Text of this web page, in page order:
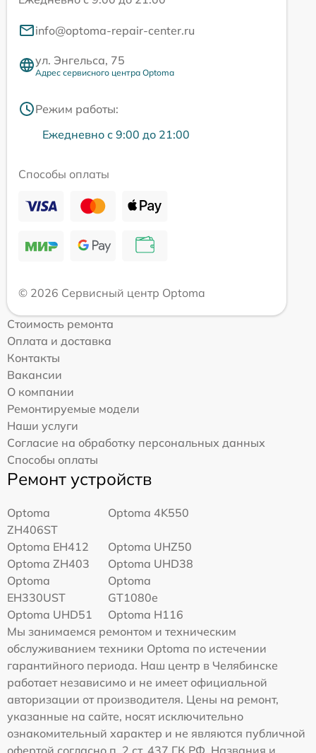
info@optoma-repair-center.ru
ул. Энгельса, 75
Адрес сервисного центра Optoma
Режим работы:
Ежедневно с 9:00 до 21:00
Способы оплаты
© 2026 Сервисный центр Optoma
Стоимость ремонта
Оплата и доставка
Контакты
Вакансии
О компании
Ремонтируемые модели
Наши услуги
Согласие на обработку персональных данных
Способы оплаты
Ремонт устройств
Optoma
ZH406ST
Optoma 4K550
Optoma EH412
Optoma UHZ50
Optoma ZH403
Optoma UHD38
Optoma
EH330UST
Optoma
GT1080e
Optoma UHD51
Optoma H116
Мы занимаемся ремонтом и техническим
обслуживанием техники Optoma по истечении
гарантийного периода. Наш центр в Челябинске
работает независимо и не имеет официальной
авторизации от производителя. Цены на ремонт,
указанные на сайте, носят исключительно
ознакомительный характер и не являются публичной
офертой согласно п. 2 ст. 437 ГК РФ. Названия и